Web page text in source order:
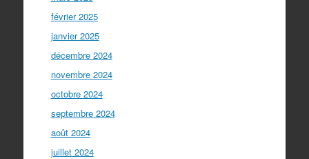
février 2025
janvier 2025
décembre 2024
novembre 2024
octobre 2024
septembre 2024
août 2024
juillet 2024